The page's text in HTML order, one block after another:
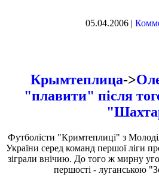
05.04.2006 |
Крымтеплица->
"плавити" після
Футболісти "Кримтеплиці" з
України серед команд першої ліги
зіграли внічию. До того ж мирну
першості - луганською